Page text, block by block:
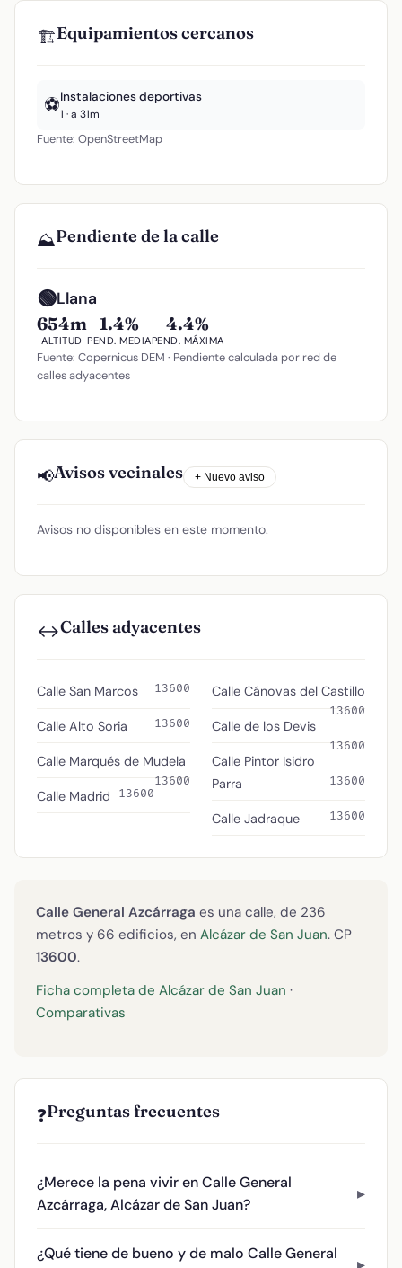
🏗️Equipamientos cercanos
⚽Instalaciones deportivas
1 · a 31m
Fuente: OpenStreetMap
⛰️Pendiente de la calle
🟢Llana
654m
ALTITUD
1.4%
PEND. MEDIA
4.4%
PEND. MÁXIMA
Fuente: Copernicus DEM · Pendiente calculada por red de
calles adyacentes
📢Avisos vecinales + Nuevo aviso
Avisos no disponibles en este momento.
↔️Calles adyacentes
Calle San Marcos 13600
Calle Alto Soria 13600
Calle Marqués de Mudela
13600
Calle Madrid 13600
Calle Cánovas del Castillo
13600
Calle de los Devis
13600
Calle Pintor Isidro
Parra
13600
Calle Jadraque 13600
Calle General Azcárraga es una calle, de 236
metros y 66 edificios, en Alcázar de San Juan. CP
13600.
Ficha completa de Alcázar de San Juan ·
Comparativas
❓Preguntas frecuentes
¿Merece la pena vivir en Calle General
Azcárraga, Alcázar de San Juan?
¿Qué tiene de bueno y de malo Calle General